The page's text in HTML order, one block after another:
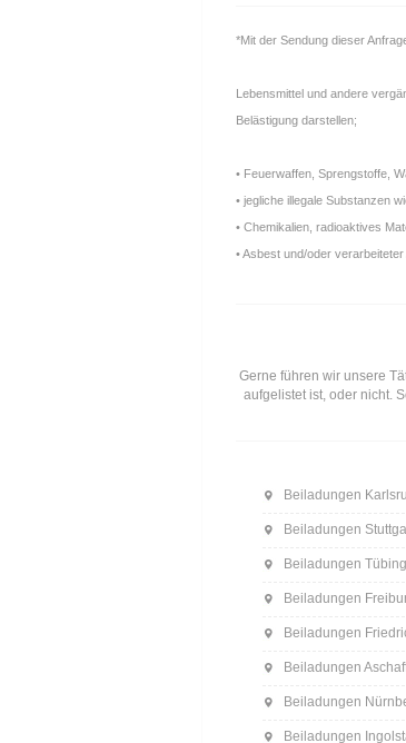
*Mit der Sendung dieser
Lebensmittel und andere
Belästigung darstellen;
• Feuerwaffen, Sprengstoffe,
• jegliche illegale Substanzen
• Chemikalien, radioaktives
• Asbest und/oder verarbeiteter
Gerne führen wir unsere
aufgelistet ist, oder nicht.
Beiladungen
Beiladungen
Beiladungen
Beiladungen
Beiladungen
Beiladungen
Beiladungen
Beiladungen